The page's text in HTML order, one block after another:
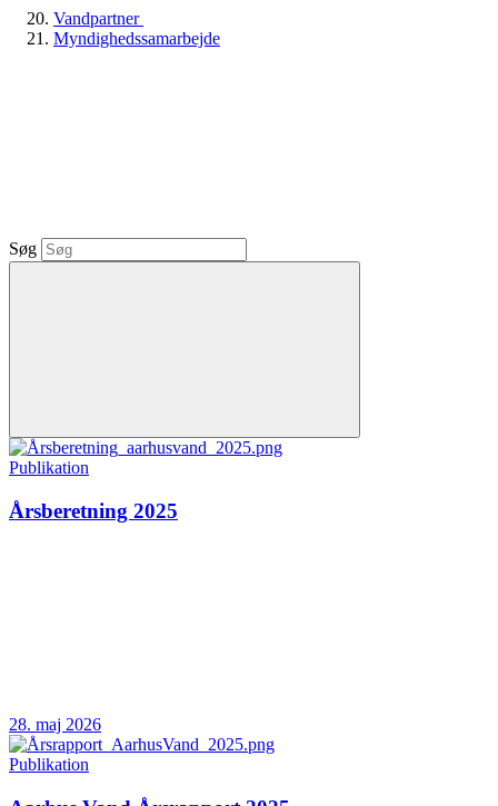
Vandpartner
Myndighedssamarbejde
Søg
Publikation
Årsberetning 2025
28. maj 2026
Publikation